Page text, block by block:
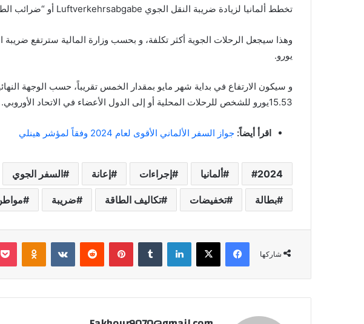
تخطط ألمانيا لزيادة ضريبة النقل الجوي Luftverkehrsabgabe أو “ضرائب الطيران والإعانات”، بدءًا من مايو 2024.
يورو.
و سيكون الارتفاع في بداية شهر مايو بمقدار الخمس تقريباً، حسب الوجهة
15.53يورو للشخص للرحلات المحلية أو إلى الدول الأعضاء في الاتحاد الأوروبي. و إلى 70.83 يورو للرحلات البعيدة.
اقرأ أيضاً: جواز السفر الألماني الأقوى لعام 2024 وفقاً لمؤشر هينلي
2024 ألمانيا إجراءات إعانة السفر الجوي
بطالة تخفيضات تكاليف الطاقة ضريبة
شاركها
فيسبوك ‫X لينكدإن بينتيريست